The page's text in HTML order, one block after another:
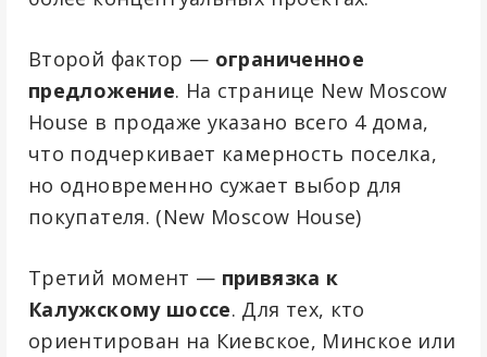
Второй фактор — ограниченное
предложение. На странице New Moscow
House в продаже указано всего 4 дома,
что подчеркивает камерность поселка,
но одновременно сужает выбор для
покупателя. (New Moscow House)
Третий момент — привязка к
Калужскому шоссе. Для тех, кто
ориентирован на Киевское, Минское или